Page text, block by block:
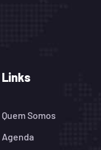
Links
Quem Somos
Agenda